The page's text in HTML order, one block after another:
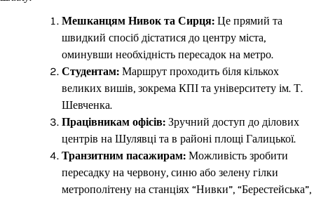
Мешканцям Нивок та Сирця: Це прямий та
швидкий спосіб дістатися до центру міста,
оминувши необхідність пересадок на метро.
Студентам: Маршрут проходить біля кількох
великих вишів, зокрема КПІ та університету ім. Т.
Шевченка.
Працівникам офісів: Зручний доступ до ділових
центрів на Шулявці та в районі площі Галицької.
Транзитним пасажирам: Можливість зробити
пересадку на червону, синю або зелену гілки
метрополітену на станціях “Нивки”, “Берестейська”,